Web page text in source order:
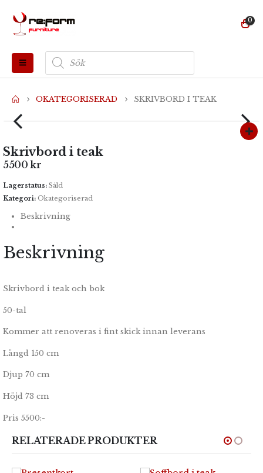
0
Produktsökning
OKATEGORISERAD SKRIVBORD I TEAK
Skrivbord i teak
5500kr
Lagerstatus: Såld
Kategori: Okategoriserad
Beskrivning
Beskrivning
Skrivbord i teak och bok
50-tal
Kommer att renoveras i fint skick innan leverans
Längd 150 cm
Djup 70 cm
Höjd 73 cm
Pris 5500:-
RELATERADE PRODUKTER